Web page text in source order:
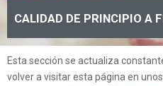
CALIDAD DE PRINCIPIO A
Esta sección se actualiza
volver a visitar esta página en